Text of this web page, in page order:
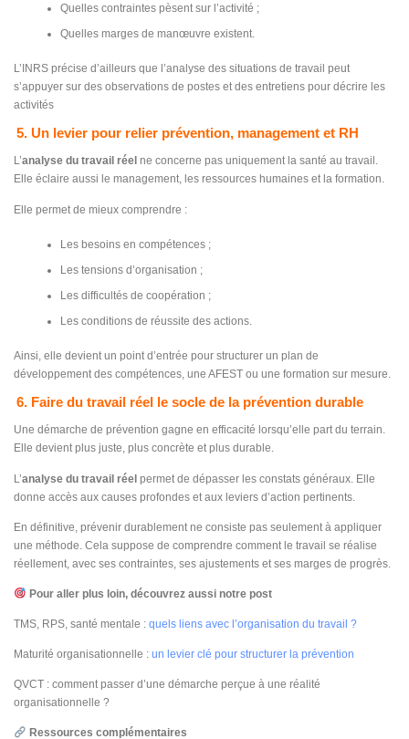
Quelles contraintes pèsent sur l’activité ;
Quelles marges de manœuvre existent.
L’INRS précise d’ailleurs que l’analyse des situations de travail peut
s’appuyer sur des observations de postes et des entretiens pour décrire les
activités
5. Un levier pour relier prévention, management et RH
L’analyse du travail réel ne concerne pas uniquement la santé au travail.
Elle éclaire aussi le management, les ressources humaines et la formation.
Elle permet de mieux comprendre :
Les besoins en compétences ;
Les tensions d’organisation ;
Les difficultés de coopération ;
Les conditions de réussite des actions.
Ainsi, elle devient un point d’entrée pour structurer un plan de
développement des compétences, une AFEST ou une formation sur mesure.
6. Faire du travail réel le socle de la prévention durable
Une démarche de prévention gagne en efficacité lorsqu’elle part du terrain.
Elle devient plus juste, plus concrète et plus durable.
L’analyse du travail réel permet de dépasser les constats généraux. Elle
donne accès aux causes profondes et aux leviers d’action pertinents.
En définitive, prévenir durablement ne consiste pas seulement à appliquer
une méthode. Cela suppose de comprendre comment le travail se réalise
réellement, avec ses contraintes, ses ajustements et ses marges de progrès.
Pour aller plus loin, découvrez aussi notre post
TMS, RPS, santé mentale : quels liens avec l’organisation du travail ?
Maturité organisationnelle : un levier clé pour structurer la prévention
QVCT : comment passer d’une démarche perçue à une réalité
organisationnelle ?
Ressources complémentaires